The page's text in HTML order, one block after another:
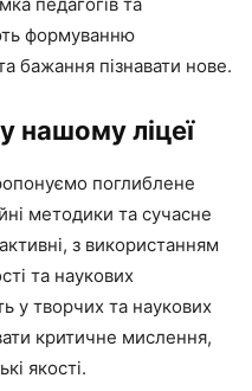
формуванню
бажання пізнавати нове.
нашому ліцеї
поглиблене
методики та сучасне
з використанням
та наукових
у творчих та наукових
критичне мислення,
якості.